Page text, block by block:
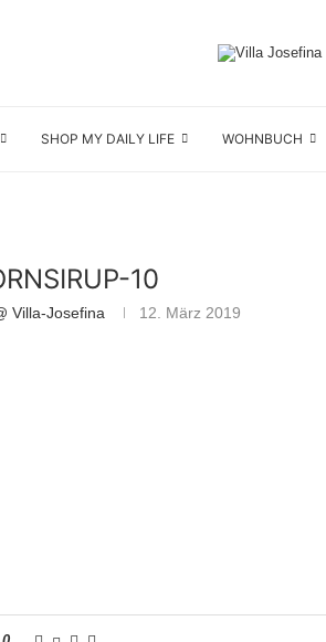
SHOP MY DAILY LIFE WOHNBUCH
10
Villa-Josefina 12. März 2019